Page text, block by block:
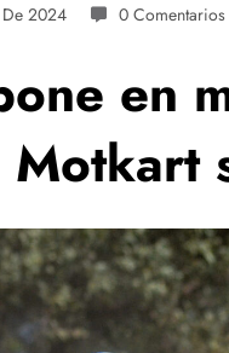
2024 0 Comentarios
en